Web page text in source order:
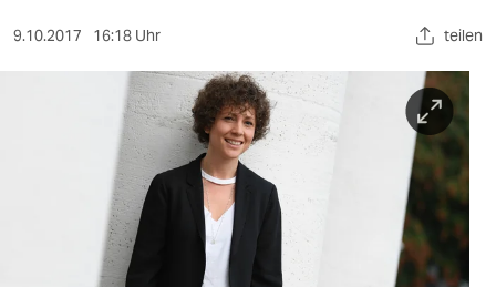
9.10.2017 16:18 Uhr teilen